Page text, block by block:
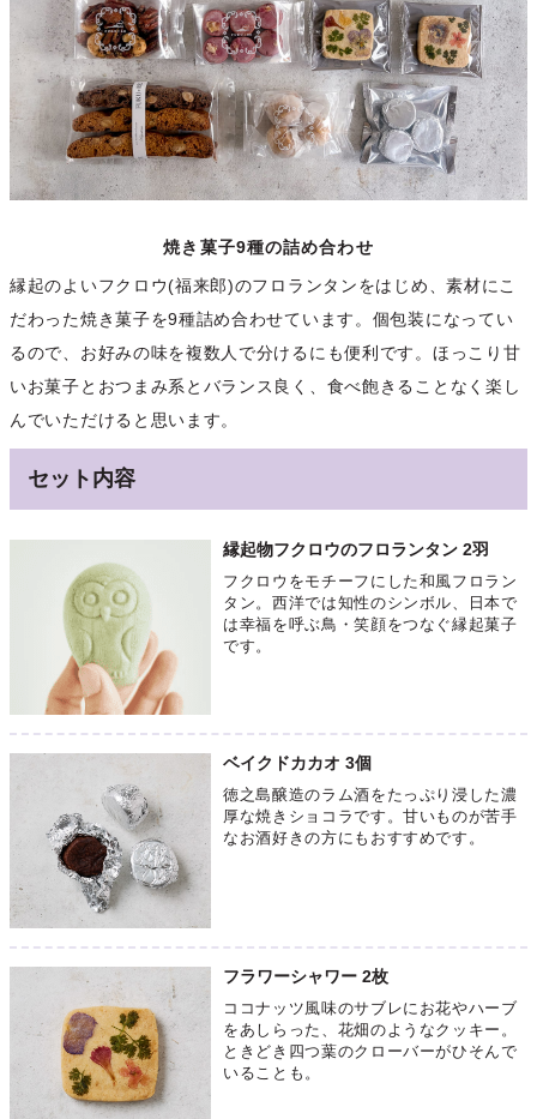
焼き菓子9種の詰め合わせ
縁起のよいフクロウ(福来郎)のフロランタンをはじめ、素材にこ
だわった焼き菓子を9種詰め合わせています。個包装になってい
るので、お好みの味を複数人で分けるにも便利です。ほっこり甘
いお菓子とおつまみ系とバランス良く、食べ飽きることなく楽し
んでいただけると思います。
セット内容
縁起物フクロウのフロランタン 2羽
フクロウをモチーフにした和風フロラン
タン。西洋では知性のシンボル、日本で
は幸福を呼ぶ鳥・笑顔をつなぐ縁起菓子
です。
ベイクドカカオ 3個
徳之島醸造のラム酒をたっぷり浸した濃
厚な焼きショコラです。甘いものが苦手
なお酒好きの方にもおすすめです。
フラワーシャワー 2枚
ココナッツ風味のサブレにお花やハーブ
をあしらった、花畑のようなクッキー。
ときどき四つ葉のクローバーがひそんで
いることも。